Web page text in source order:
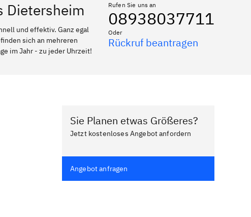
Dietersheim
und effektiv. Ganz egal
sich an mehreren
im Jahr - zu jeder Uhrzeit!
Rufen Sie uns an
08938037711
Oder
Rückruf beantragen
Sie Planen etwas Größeres?
Jetzt kostenloses Angebot anfordern
Angebot anfragen